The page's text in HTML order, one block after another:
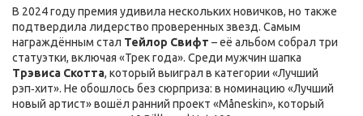
В 2024 году премия удивила нескольких новичков, но также
подтвердила лидерство проверенных звезд. Самым
награждённым стал Тейлор Свифт – её альбом собрал три
статуэтки, включая «Трек года». Среди мужчин шапка
Трэвиса Скотта, который выиграл в категории «Лучший
рэп‑хит». Не обошлось без сюрприза: в номинацию «Лучший
новый артист» вошёл ранний проект «Måneskin», который